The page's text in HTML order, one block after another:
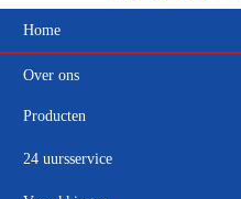
Home
Over ons
Producten
24 uursservice